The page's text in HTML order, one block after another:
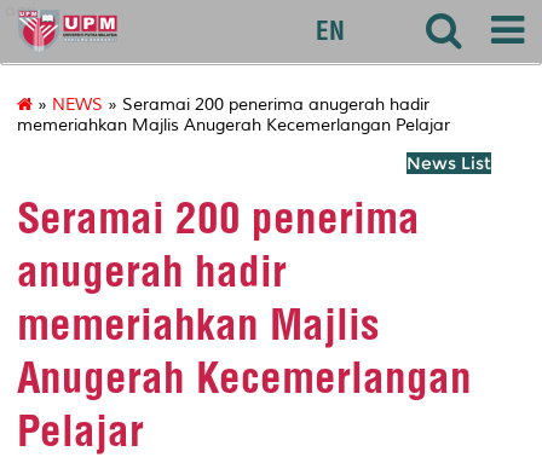
agri
EN
» NEWS » Seramai 200 penerima anugerah hadir
memeriahkan Majlis Anugerah Kecemerlangan Pelajar
News List
Seramai 200 penerima
anugerah hadir
memeriahkan Majlis
Anugerah Kecemerlangan
Pelajar